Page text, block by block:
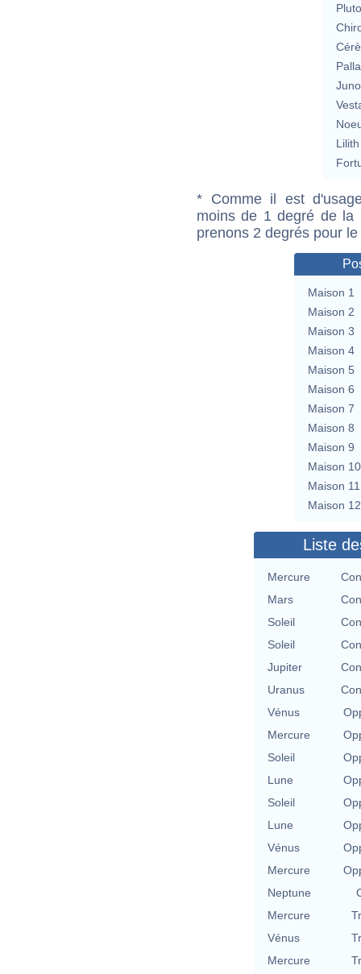
Lilith
* Comme il est
moins de 1 degré de la
prenons 2 degrés pour
Maison 1
Maison 2
Maison 3
Maison 4
Maison 5
Maison 6
Maison 7
Maison 8
Maison 9
Maison 10
Maison 11
Maison 12
Liste
Mercure
Mars
Soleil
Soleil
Jupiter
Uranus
Vénus
Mercure
Soleil
Lune
Soleil
Lune
Vénus
Mercure
Neptune
Mercure
Vénus
Mercure